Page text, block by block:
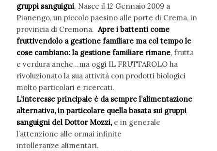
gruppi sanguigni. Nasce il 12 Gennaio 2009 a
Pianengo, un piccolo paesino alle porte di Crema, in
provincia di Cremona.Apre i battenti come
fruttivendolo a gestione familiare ma col tempo le
cose cambiano: la gestione familiare rimane, frutta
e verdura anche…ma oggi IL FRUTTAROLO ha
rivoluzionato la sua attività con prodotti biologici
molto particolari e ricercati.
L’interesse principale è da sempre l’alimentazione
alternativa, in particolare quella basata sui gruppi
sanguigni del Dottor Mozzi,e in generale
l’attenzione alle ormai infinite
intolleranze alimentari.